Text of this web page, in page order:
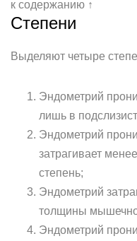
к содержанию ↑
Степени
Выделяют четыре
Эндометрий
лишь в
Эндометрий
затрагивает
степень;
Эндометрий
толщины
Эндометрий